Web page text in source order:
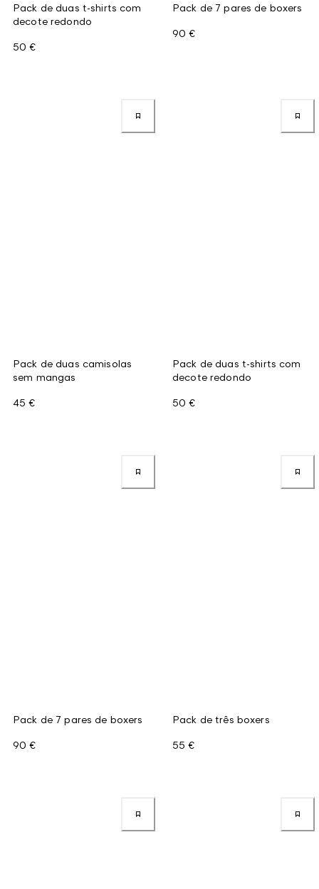
Pack de duas t-shirts com
decote redondo
50 €
Pack de 7 pares de boxers
90 €
Pack de duas camisolas
sem mangas
45 €
Pack de duas t-shirts com
decote redondo
50 €
Pack de 7 pares de boxers
90 €
Pack de três boxers
55 €